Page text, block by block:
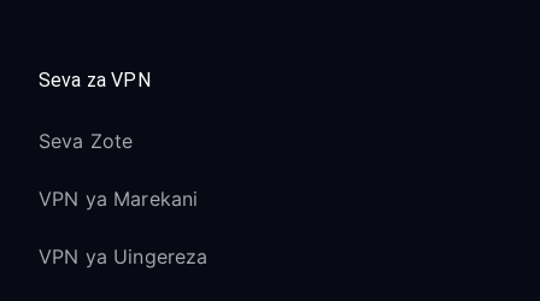
Seva za VPN
Seva Zote
VPN ya Marekani
VPN ya Uingereza